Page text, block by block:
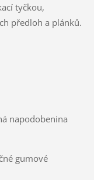
tyčkou,
předloh a plánků.
napodobenina
gumové